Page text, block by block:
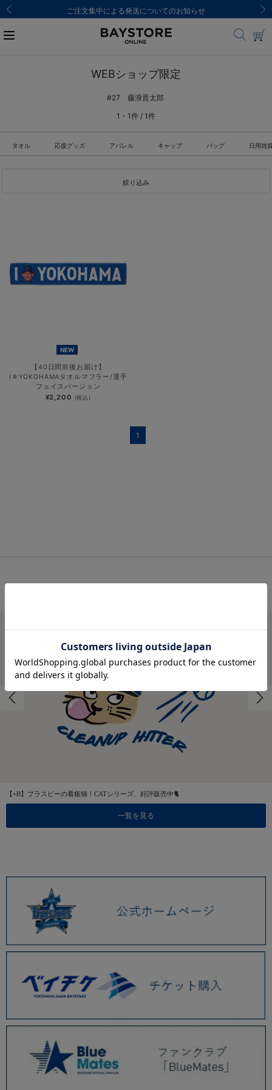
ご注文集中による発送についてのお知らせ
WEBショップ限定
#27 藤浪晋太郎
1 - 1件 / 1件
タオル 応援グッズ アパレル キャップ バッグ 日用雑
絞り込み
NEW
【40日間前後お届け】
I☆YOKOHAMAタオルマフラー/選手
フェイスバージョン
¥2,200 (税込)
1
FEATURES
【+B】プラスビーの看板猫！CATシリーズ、好評販売中🐈
一覧を見る